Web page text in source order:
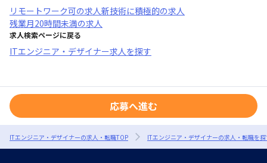
リモートワーク可の求人新技術に積極的の求人
残業月20時間未満の求人
求人検索ページに戻る
ITエンジニア・デザイナー求人を探す
応募へ進む
ITエンジニア・デザイナーの求人・転職TOP ITエンジニア・デザイナーの求人・転職を